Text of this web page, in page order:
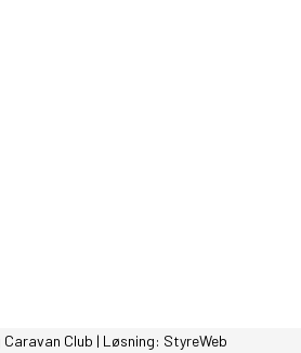
Club | Løsning: StyreWeb